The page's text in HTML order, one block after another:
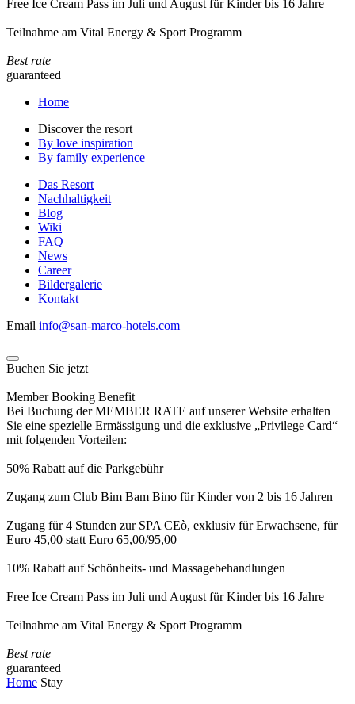
Free Ice Cream Pass im Juli und August für Kinder bis 16 Jahre
Teilnahme am Vital Energy & Sport Programm
Best rate
guaranteed
Home
Discover the resort
By love inspiration
By family experience
Das Resort
Nachhaltigkeit
Blog
Wiki
FAQ
News
Career
Bildergalerie
Kontakt
Email info@san-marco-hotels.com
Buchen Sie jetzt
Member Booking Benefit
Bei Buchung der MEMBER RATE auf unserer Website erhalten
Sie eine spezielle Ermässigung und die exklusive „Privilege Card“
mit folgenden Vorteilen:
50% Rabatt auf die Parkgebühr
Zugang zum Club Bim Bam Bino für Kinder von 2 bis 16 Jahren
Zugang für 4 Stunden zur SPA CEò, exklusiv für Erwachsene, für
Euro 45,00 statt Euro 65,00/95,00
10% Rabatt auf Schönheits- und Massagebehandlungen
Free Ice Cream Pass im Juli und August für Kinder bis 16 Jahre
Teilnahme am Vital Energy & Sport Programm
Best rate
guaranteed
Home Stay